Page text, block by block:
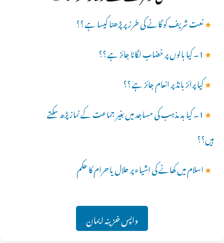
★نعت شریف کو گانے کی طرز پر پڑھنا کیسا ہے ؟؟
★1۔ کیا بالوں پر خضاب لگانا جائز ہے ؟؟
★کیا پرائز بانڈ پر انعام جائز ہے ؟؟
★ 1۔ کیا بد مذہب کی مساجد میں بغیر جماعت کے نماز پڑھ سکتے
ہیں؟؟
★اسلام میں کھانے کی اشیاء پر حلال یا حرام کا حکم
واپس خزینہ ایمان